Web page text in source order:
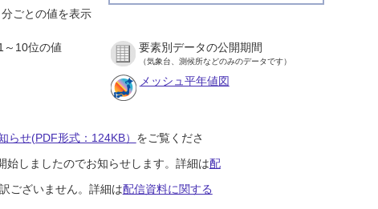
ごとの値を表示
～10位の値 要素別データの公開期間
（気象台、測候所などのみのデータです）
メッシュ平年値図
らせ(PDF形式：124KB） をご覧くださ
しましたのでお知らせします。詳細は配
ございません。詳細は配信資料に関する